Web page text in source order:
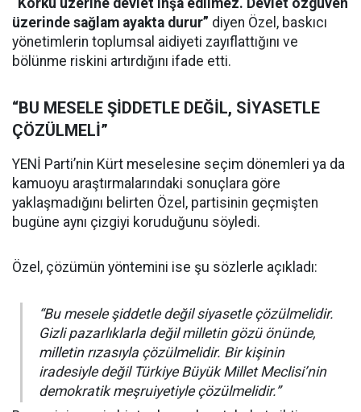
“Korku üzerine devlet inşa edilmez. Devlet özgüven
üzerinde sağlam ayakta durur” diyen Özel, baskıcı
yönetimlerin toplumsal aidiyeti zayıflattığını ve
bölünme riskini artırdığını ifade etti.
“BU MESELE ŞİDDETLE DEĞİL, SİYASETLE
ÇÖZÜLMELİ”
YENİ Parti’nin Kürt meselesine seçim dönemleri ya da
kamuoyu araştırmalarındaki sonuçlara göre
yaklaşmadığını belirten Özel, partisinin geçmişten
bugüne aynı çizgiyi koruduğunu söyledi.
Özel, çözümün yöntemini ise şu sözlerle açıkladı:
“Bu mesele şiddetle değil siyasetle çözülmelidir.
Gizli pazarlıklarla değil milletin gözü önünde,
milletin rızasıyla çözülmelidir. Bir kişinin
iradesiyle değil Türkiye Büyük Millet Meclisi’nin
demokratik meşruiyetiyle çözülmelidir.”